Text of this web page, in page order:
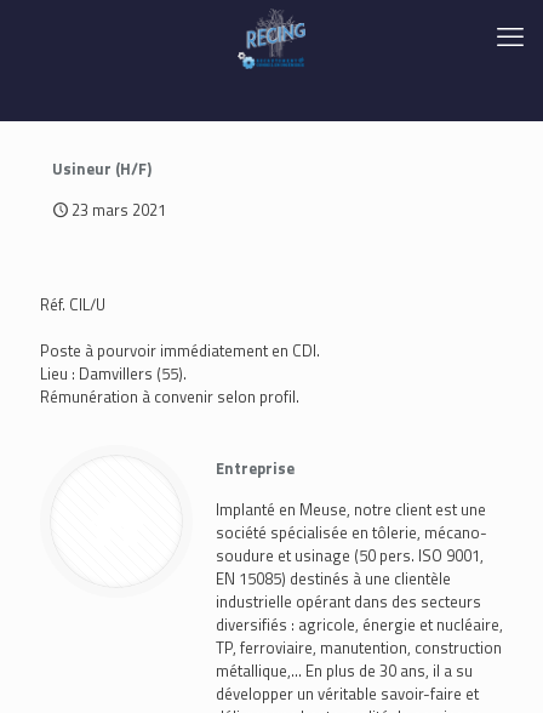
Usineur (H/F)
23 mars 2021
Réf. CIL/U
Poste à pourvoir immédiatement en CDI.
Lieu : Damvillers (55).
Rémunération à convenir selon profil.
Entreprise
Implanté en Meuse, notre client est une
société spécialisée en tôlerie, mécano-
soudure et usinage (50 pers. ISO 9001,
EN 15085) destinés à une clientèle
industrielle opérant dans des secteurs
diversifiés : agricole, énergie et nucléaire,
TP, ferroviaire, manutention, construction
métallique,… En plus de 30 ans, il a su
développer un véritable savoir-faire et